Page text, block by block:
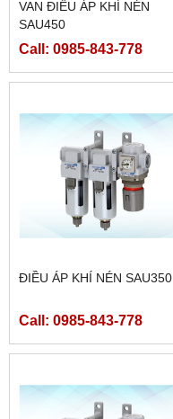
VAN ĐIỀU ÁP KHÍ NÉN
SAU450
Call: 0985-843-778
ĐIỀU ÁP KHÍ NÉN SAU350
Call: 0985-843-778